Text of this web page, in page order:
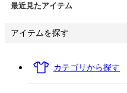
最近見たアイテム
アイテムを探す
カテゴリから探す